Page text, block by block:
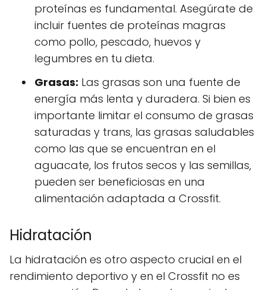
proteínas es fundamental. Asegúrate de
incluir fuentes de proteínas magras
como pollo, pescado, huevos y
legumbres en tu dieta.
Grasas: Las grasas son una fuente de
energía más lenta y duradera. Si bien es
importante limitar el consumo de grasas
saturadas y trans, las grasas saludables
como las que se encuentran en el
aguacate, los frutos secos y las semillas,
pueden ser beneficiosas en una
alimentación adaptada a Crossfit.
Hidratación
La hidratación es otro aspecto crucial en el
rendimiento deportivo y en el Crossfit no es